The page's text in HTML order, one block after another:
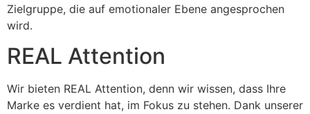
Zielgruppe, die auf emotionaler Ebene angesprochen
wird.
REAL Attention
Wir bieten REAL Attention, denn wir wissen, dass Ihre
Marke es verdient hat, im Fokus zu stehen. Dank unserer